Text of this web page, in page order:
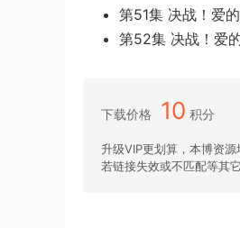
第51集 决战！爱的
第52集 决战！爱
下载价格 10 积分
升级VIP更划算，本博资源
若链接失效或不匹配等其